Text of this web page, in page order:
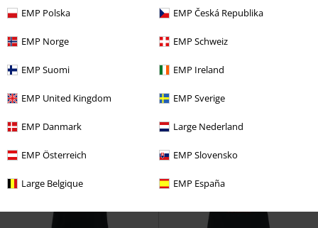
EMP Polska EMP Česká Republika
EMP Norge EMP Schweiz
EMP Suomi EMP Ireland
EMP United Kingdom EMP Sverige
EMP Danmark Large Nederland
EMP Österreich EMP Slovensko
Large Belgique EMP España
rek-pris 399:-
As purr my last email
rek-pris299:-
You're killing it